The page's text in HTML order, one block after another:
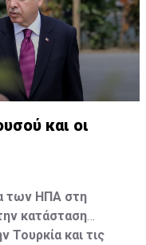
και οι
των ΗΠΑ στη
κατάσταση
Τουρκία και τις